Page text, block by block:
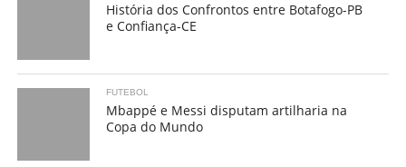
História dos Confrontos entre Botafogo-PB
e Confiança-CE
FUTEBOL
Mbappé e Messi disputam artilharia na
Copa do Mundo